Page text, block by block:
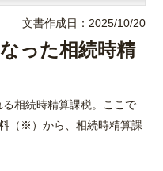
文書作成日：2025/10/20
った相続時精
相続時精算課税。ここで
（※）から、相続時精算課